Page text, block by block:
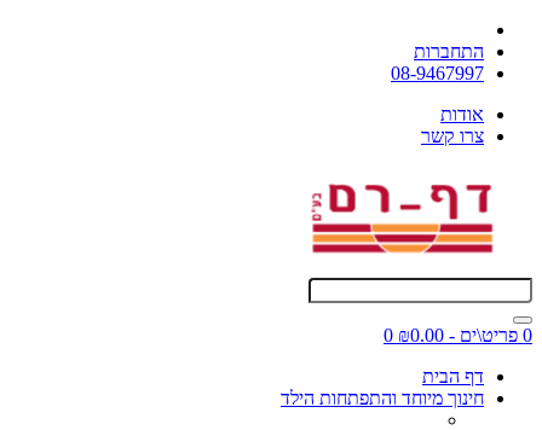
התחברות
08-9467997
אודות
צרו קשר
0 פריט\ים - ₪0.00
0
דף הבית
חינוך מיוחד והתפתחות הילד